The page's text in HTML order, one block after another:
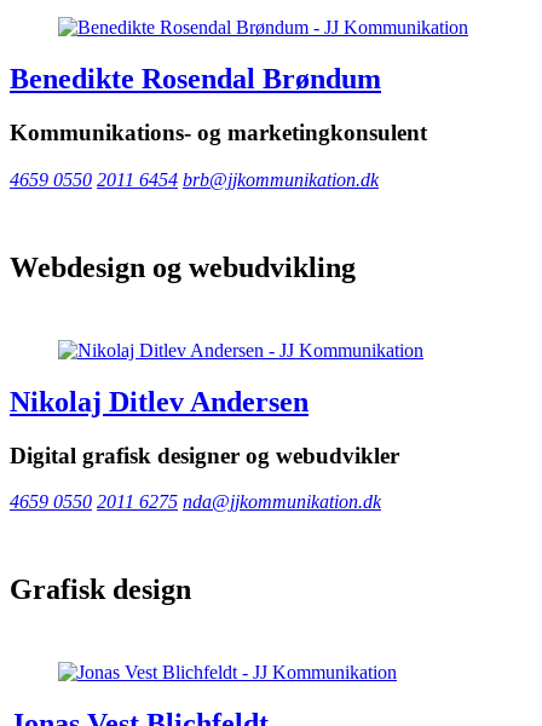
Benedikte Rosendal Brøndum
Kommunikations- og marketingkonsulent
4659 0550 2011 6454 brb@jjkommunikation.dk
Webdesign og webudvikling
Nikolaj Ditlev Andersen
Digital grafisk designer og webudvikler
4659 0550 2011 6275 nda@jjkommunikation.dk
Grafisk design